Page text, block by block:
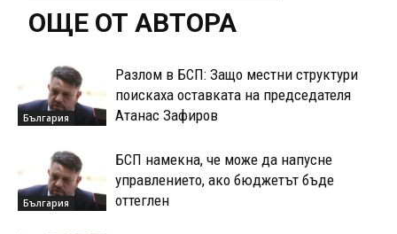
ОЩЕ ОТ АВТОРА
България
Разлом в БСП: Защо местни структури
поискаха оставката на председателя
Атанас Зафиров
България
БСП намекна, че може да напусне
управлението, ако бюджетът бъде
оттеглен